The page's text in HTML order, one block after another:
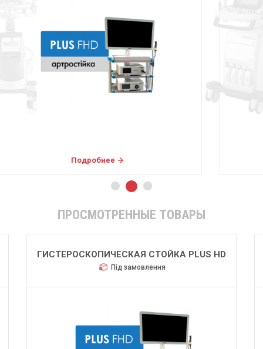
Подробнее
ПРОСМОТРЕННЫЕ ТОВАРЫ
ГИСТЕРОСКОПИЧЕСКАЯ СТОЙКА PLUS HD
Під замовлення